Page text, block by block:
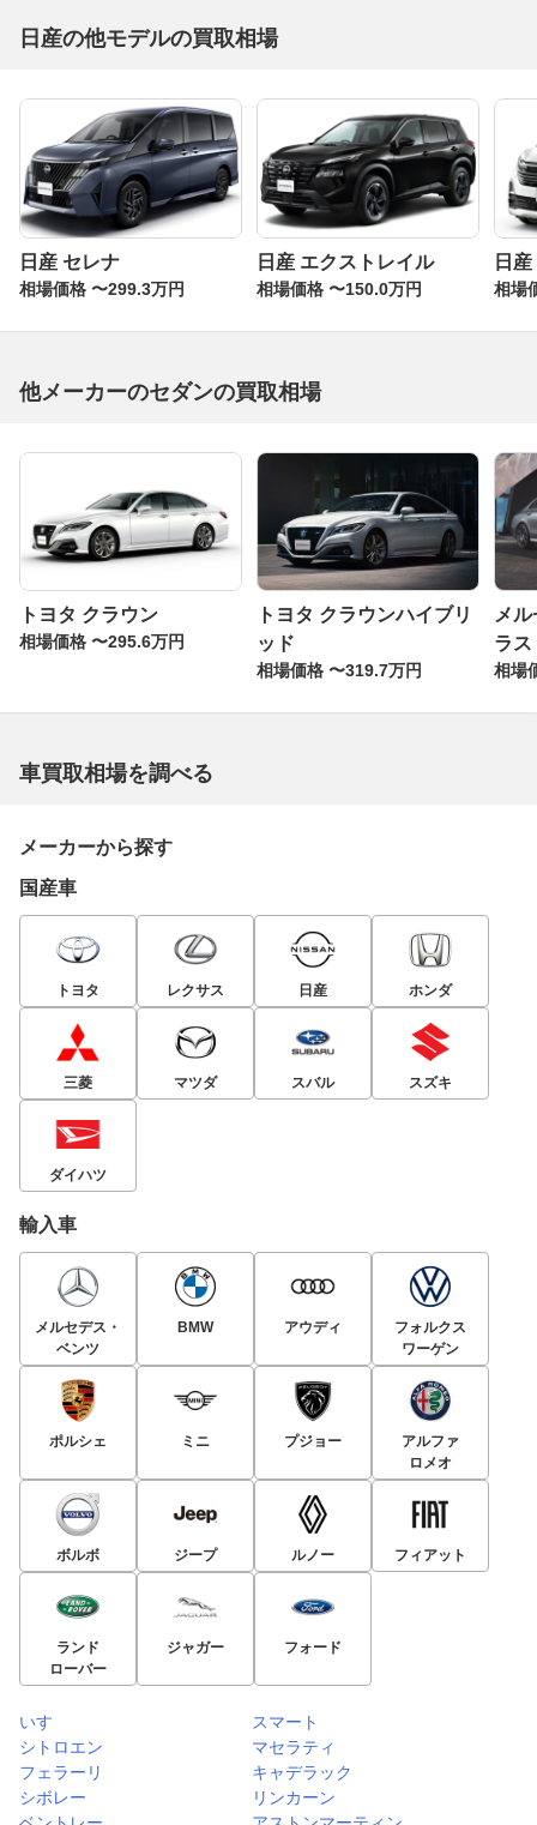
日産の他モデルの買取相場
日産 セレナ
相場価格 〜299.3万円
日産 エクストレイル
相場価格 〜150.0万円
日
相場
他メーカーのセダンの買取相場
トヨタ クラウン
相場価格 〜295.6万円
トヨタ クラウンハイブリ
ッド
相場価格 〜319.7万円
メ
ラス
相場
車買取相場を調べる
メーカーから探す
国産車
トヨタ レクサス 日産 ホンダ
三菱 マツダ スバル スズキ
ダイハツ
輸入車
メルセデス・
ベンツ
BMW アウディ
フォルクス
ワーゲン
ポルシェ ミニ プジョー
アルファ
ロメオ
ボルボ ジープ ルノー フィアット
ランド
ローバー
ジャガー フォード
いすゞ
スマート
シトロエン
マセラティ
フェラーリ
キャデラック
シボレー
リンカーン